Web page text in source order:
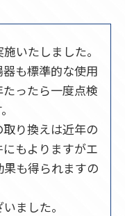
いたしました。
も標準的な使用
ったら一度点検
り換えは近年の
もよりますがエ
も得られますの
ました。